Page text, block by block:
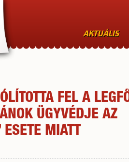
AKTUÁLIS
FEL A
ÜGYVÉDJE AZ
MIATT